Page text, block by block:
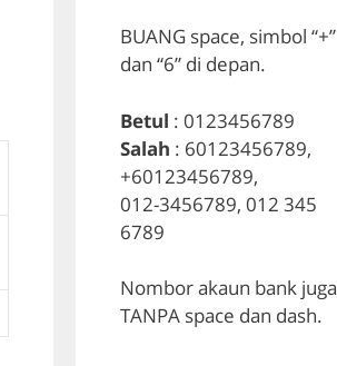
BUANG space, simbol “+”
dan “6” di depan.
Betul : 0123456789
Salah : 60123456789,
+60123456789,
012-3456789, 012 345
6789
Nombor akaun bank juga
TANPA space dan dash.